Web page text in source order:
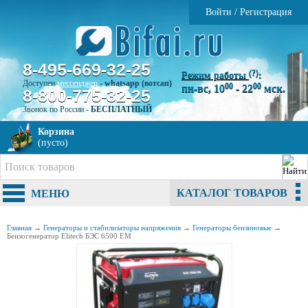
Войти / Регистрация
8-495-669-32-25
Доступенмессенджер-whatsapp (вотсап)
8-800-775-32-25
Звонок по России - БЕСПЛАТНЫЙ
Режим работы (?):
пн-вс, 1000 - 2200 мск.
Корзина
(пусто)
МЕНЮ КАТАЛОГ ТОВАРОВ
Главная → Генераторы и стабилизаторы напряжения → Генераторы бензиновые →
Бензогенератор Elitech БЭС 6500 ЕМ